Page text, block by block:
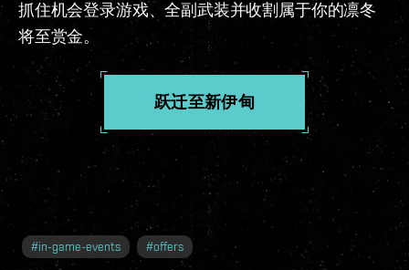
抓住机会登录游戏、全副武装并收割属于你的凛冬
将至赏金。
跃迁至新伊甸
#in-game-events #offers